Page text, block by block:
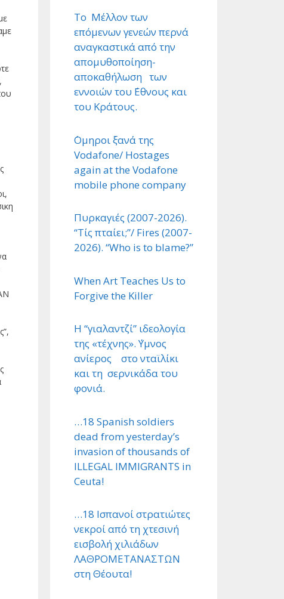
Το Μέλλον των
επόμενων γενεών περνά
αναγκαστικά από την
απομυθοποίηση-
αποκαθήλωση των
εννοιών του ΄Εθνους και
του Κράτους.
΄Ομηροι ξανά της
Vodafone/ Hostages
again at the Vodafone
mobile phone company
Πυρκαγιές (2007-2026).
“Τίς πταίει;”/ Fires (2007-
2026). “Who is to blame?”
When Art Teaches Us to
Forgive the Killer
Η “γιαλαντζί” ιδεολογία
της «τέχνης». ΄Υμνος
ανίερος στο νταϊλίκι
και τη σερνικάδα του
φονιά.
…18 Spanish soldiers
dead from yesterday’s
invasion of thousands of
ILLEGAL IMMIGRANTS in
Ceuta!
…18 Ισπανοί στρατιώτες
νεκροί από τη χτεσινή
εισβολή χιλιάδων
ΛΑΘΡΟΜΕΤΑΝΑΣΤΩΝ
στη Θέουτα!